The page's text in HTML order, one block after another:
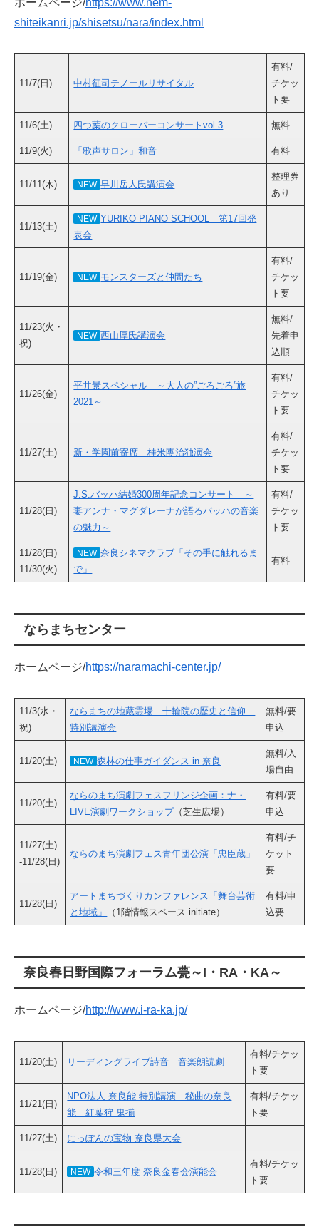
ホームページ/https://www.nem-
shiteikanri.jp/shisetsu/nara/index.html
11/7(日) 中村征司テノールリサイタル
有料/
チケッ
ト要
11/6(土) 四つ葉のクローバーコンサートvol.3 無料
11/9(火) 「歌声サロン」和音 有料
11/11(木) NEW 早川岳人氏講演会
整理券
あり
11/13(土)
NEW YURIKO PIANO SCHOOL 第17回発
表会
11/19(金) NEW モンスターズと仲間たち
有料/
チケッ
ト要
11/23(火・
祝)
NEW 西山厚氏講演会
無料/
先着申
込順
11/26(金)
平井景スペシャル ～大人の”ごろごろ”旅
2021～
有料/
チケッ
ト要
11/27(土) 新・学園前寄席 桂米團治独演会
有料/
チケッ
ト要
11/28(日)
J.S.バッハ結婚300周年記念コンサート ～
妻アンナ・マグダレーナが語るバッハの音楽
の魅力～
有料/
チケッ
ト要
11/28(日)
11/30(火)
NEW 奈良シネマクラブ「その手に触れるま
で」
有料
ならまちセンター
ホームページ/https://naramachi-center.jp/
11/3(水・
祝)
ならまちの地蔵霊場 十輪院の歴史と信仰
特別講演会
無料/要
申込
11/20(土) NEW 森林の仕事ガイダンス in 奈良
無料/入
場自由
11/20(土)
ならのまち演劇フェスフリンジ企画：ナ・
LIVE演劇ワークショップ（芝生広場）
有料/要
申込
11/27(土)
-11/28(日)
ならのまち演劇フェス青年団公演「忠臣蔵」
有料/チ
ケット
要
11/28(日)
アートまちづくりカンファレンス「舞台芸術
と地域」
（1階情報スペース initiate）
有料/申
込要
奈良春日野国際フォーラム甍～I・RA・KA～
ホームページ/http://www.i-ra-ka.jp/
11/20(土) リーディングライブ詩音 音楽朗読劇
有料/チケッ
ト要
11/21(日)
NPO法人 奈良能 特別講演 秘曲の奈良
能 紅葉狩 鬼揃
有料/チケッ
ト要
11/27(土) にっぽんの宝物 奈良県大会
11/28(日) NEW 令和三年度 奈良金春会演能会
有料/チケッ
ト要